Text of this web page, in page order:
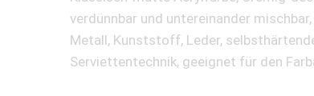
verdünnbar und untereinander
Metall, Kunststoff, Leder,
Serviettentechnik, geeignet für den